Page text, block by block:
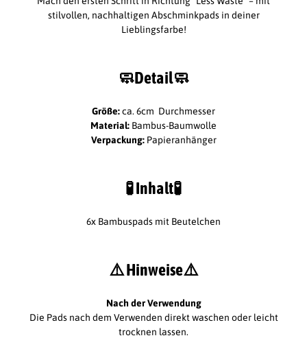
stilvollen, nachhaltigen Abschminkpads in deiner
Lieblingsfarbe!
🧼Detail🧼
Größe:ca. 6cm Durchmesser
Material: Bambus-Baumwolle
Verpackung: Papieranhänger
🧪Inhalt🧪
6x Bambuspads mit Beutelchen
⚠️ Hinweise⚠️
Nach der Verwendung
Die Pads nach dem Verwenden direkt waschen oder leicht
trocknen lassen.